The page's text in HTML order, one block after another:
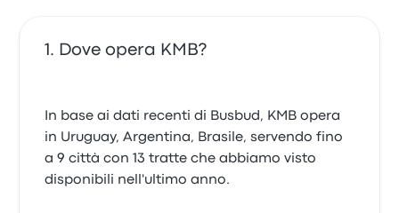
Dove opera KMB?
In base ai dati recenti di Busbud, KMB opera
in Uruguay, Argentina, Brasile, servendo fino
a 9 città con 13 tratte che abbiamo visto
disponibili nell'ultimo anno.